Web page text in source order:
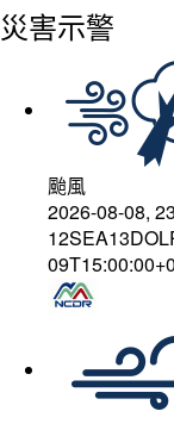
災害示警
颱風
2026-08-08,